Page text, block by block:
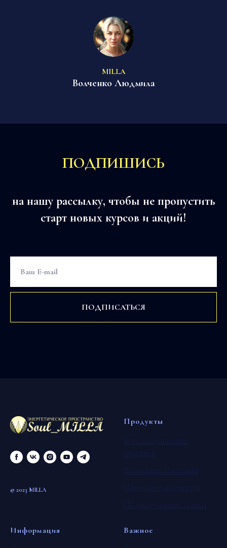
MILLA
Волченко Людмила
ПОДПИШИСЬ
на нашу рассылку, чтобы не пропустить
старт новых курсов и акций!
ПОДПИСАТЬСЯ
© 2023 MILLA
Продукты
Информация
Важное